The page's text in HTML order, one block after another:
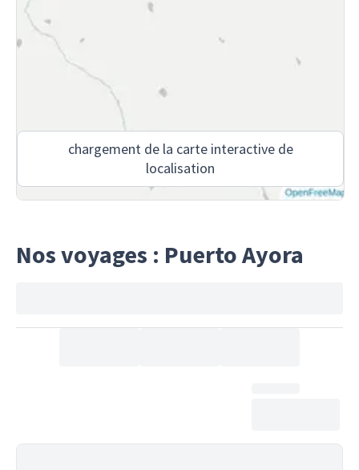
chargement de la carte interactive de
localisation
Nos voyages : Puerto Ayora